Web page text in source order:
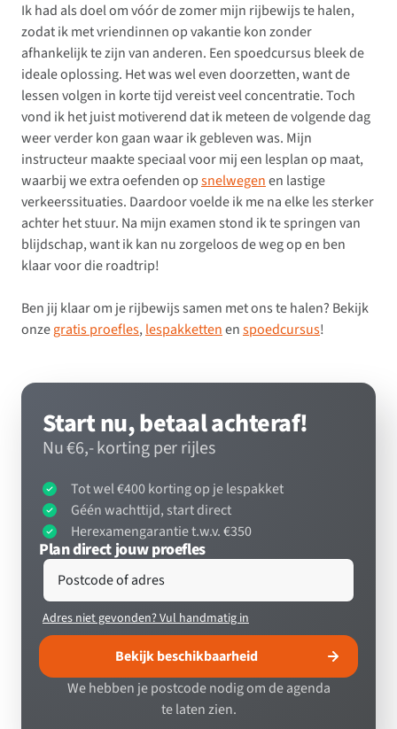
Ik had als doel om vóór de zomer mijn rijbewijs te halen,
zodat ik met vriendinnen op vakantie kon zonder
afhankelijk te zijn van anderen. Een spoedcursus bleek de
ideale oplossing. Het was wel even doorzetten, want de
lessen volgen in korte tijd vereist veel concentratie. Toch
vond ik het juist motiverend dat ik meteen de volgende dag
weer verder kon gaan waar ik gebleven was. Mijn
instructeur maakte speciaal voor mij een lesplan op maat,
waarbij we extra oefenden opsnelwegenen lastige
verkeerssituaties. Daardoor voelde ik me na elke les sterker
achter het stuur. Na mijn examen stond ik te springen van
blijdschap, want ik kan nu zorgeloos de weg op en ben
klaar voor die roadtrip!
Ben jij klaar om je rijbewijs samen met ons te halen? Bekijk
onzegratis proefles,lespakkettenenspoedcursus!
Start nu, betaal achteraf!
Nu €6,- korting per rijles
Tot wel €400 korting op je lespakket
Géén wachttijd, start direct
Herexamengarantie t.w.v. €350
Plan direct jouw proefles
Postcode of adres
Adres niet gevonden? Vul handmatig in
Bekijk beschikbaarheid
We hebben je postcode nodig om de agenda
te laten zien.